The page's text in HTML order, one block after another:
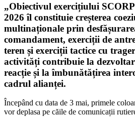
„Obiectivul exercițiului
2026 îl constituie creșterea
multinaționale prin
comandament, exerciții de
teren și exerciții tactice cu
activități contribuie la
reacție și la îmbunătățirea
cadrul alianței.
Începând cu data de 3 mai, primele
vor deplasa pe căile de comunicații